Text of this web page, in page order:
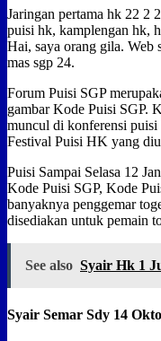
Jaringan pertama hk 22 2
puisi hk, kamplengan hk,
Hai, saya orang gila. Web
mas sgp 24.
Forum Puisi SGP
gambar Kode Puisi SGP.
muncul di konferensi
Festival Puisi HK yang
Puisi Sampai Selasa 12
Kode Puisi SGP, Kode
banyaknya penggemar
disediakan untuk pemain
See also Syair Hk 1
Syair Semar Sdy 14